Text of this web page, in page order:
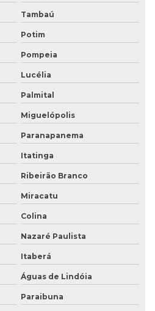
Tambaú
Potim
Pompeia
Lucélia
Palmital
Miguelópolis
Paranapanema
Itatinga
Ribeirão Branco
Miracatu
Colina
Nazaré Paulista
Itaberá
Águas de Lindóia
Paraibuna